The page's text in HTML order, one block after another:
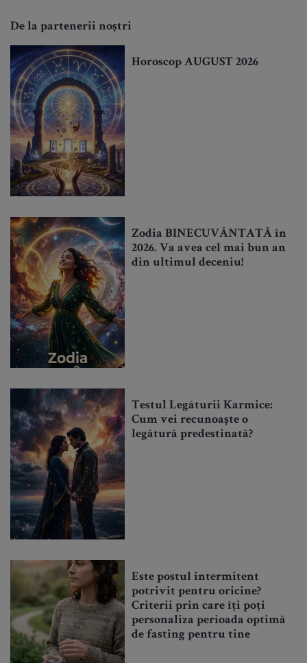
De la partenerii noștri
Horoscop AUGUST 2026
Zodia BINECUVÂNTATĂ în
2026. Va avea cel mai bun an
din ultimul deceniu!
Testul Legăturii Karmice:
Cum vei recunoaște o
legătură predestinată?
Este postul intermitent
potrivit pentru oricine?
Criterii prin care îți poți
personaliza perioada optimă
de fasting pentru tine